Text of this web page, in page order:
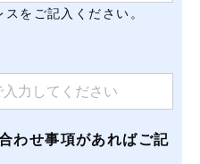
をご記入ください。
わせ事項があればご記